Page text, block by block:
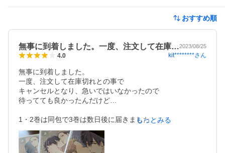
おすすめ順
無事に到着しました。一度、注文して在庫…2023/08/25
4.0 kit********さん
無事に到着しました。
一度、注文して在庫切れとの事で
キャンセルとなり、急いではいなかったので
待ってても良かったんだけど…
1・2巻は同包で3巻は数日後に届きました。
もっとみる